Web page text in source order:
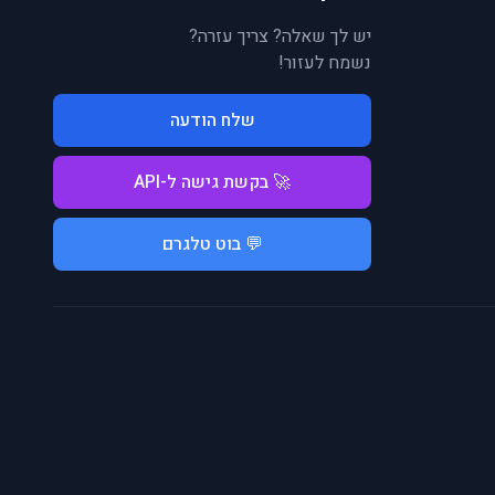
יש לך שאלה? צריך עזרה?
נשמח לעזור!
שלח הודעה
🚀 בקשת גישה ל-API
💬 בוט טלגרם